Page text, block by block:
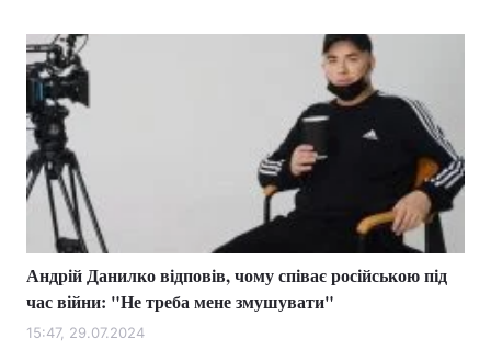
Андрій Данилко відповів, чому співає російською під
час війни: "Не треба мене змушувати"
15:47, 29.07.2024